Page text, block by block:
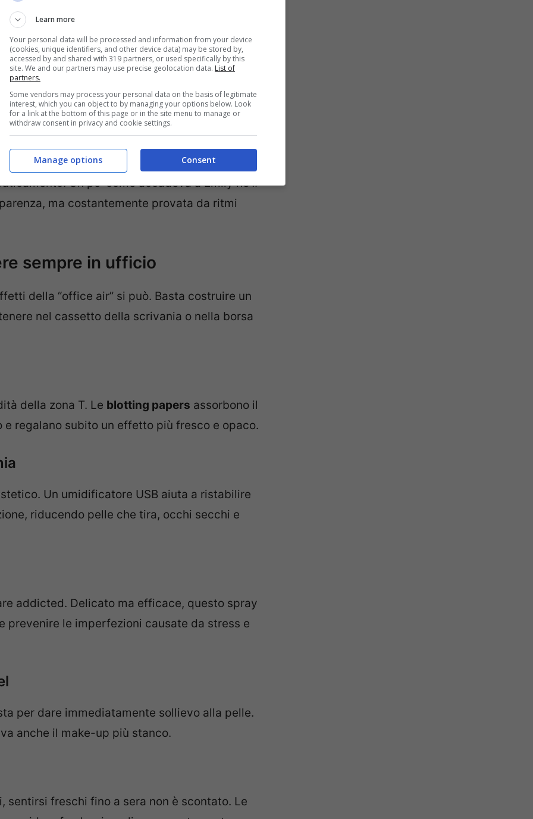
Il fenomeno si chiama
l’epidermide si disidrata rapidamente.
producendo più sebo. Ed ecco spiegato il
insieme a capelli appesantiti e radici
shampoo.
le luci artificiali e la continua esposizione ai
rallentano il microcircolo, accentuando
Un po’ come accadeva a Emily neIl
ma costantemente provata da ritmi
sempre in ufficio
della “office air” si può. Basta costruire un
nel cassetto della scrivania o nella borsa
della zona T. Le blotting papers assorbono il
regalano subito un effetto più fresco e opaco.
Un umidificatore USB aiuta a ristabilire
riducendo pelle che tira, occhi secchi e
addicted. Delicato ma efficace, questo spray
prevenire le imperfezioni causate da stress e
per dare immediatamente sollievo alla pelle.
anche il make-up più stanco.
sentirsi freschi fino a sera non è scontato. Le
Learn more
Your personal data will be processed and information from your device
(cookies, unique identifiers, and other device data) may be stored by,
accessed by and shared with 319 partners, or used specifically by this
site. We and our partners may use precise geolocation data. List of
partners.
Some vendors may process your personal data on the basis of legitimate
interest, which you can object to by managing your options below. Look
for a link at the bottom of this page or in the site menu to manage or
withdraw consent in privacy and cookie settings.
Consent
Manage options